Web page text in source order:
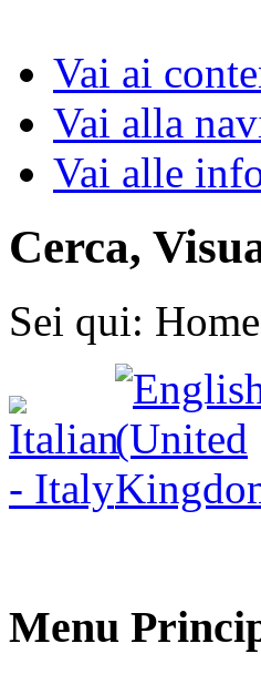
Vai ai
Vai alla
Vai alle
Cerca,
Sei qui: Home
Menu